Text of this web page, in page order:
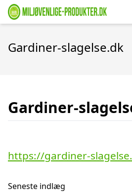
Gardiner-slagelse.dk
Gardiner-
https://gardiner-
Seneste indlæg